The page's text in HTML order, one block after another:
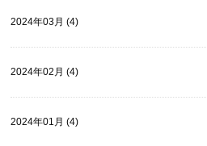
2024年03月 (4)
2024年02月 (4)
2024年01月 (4)